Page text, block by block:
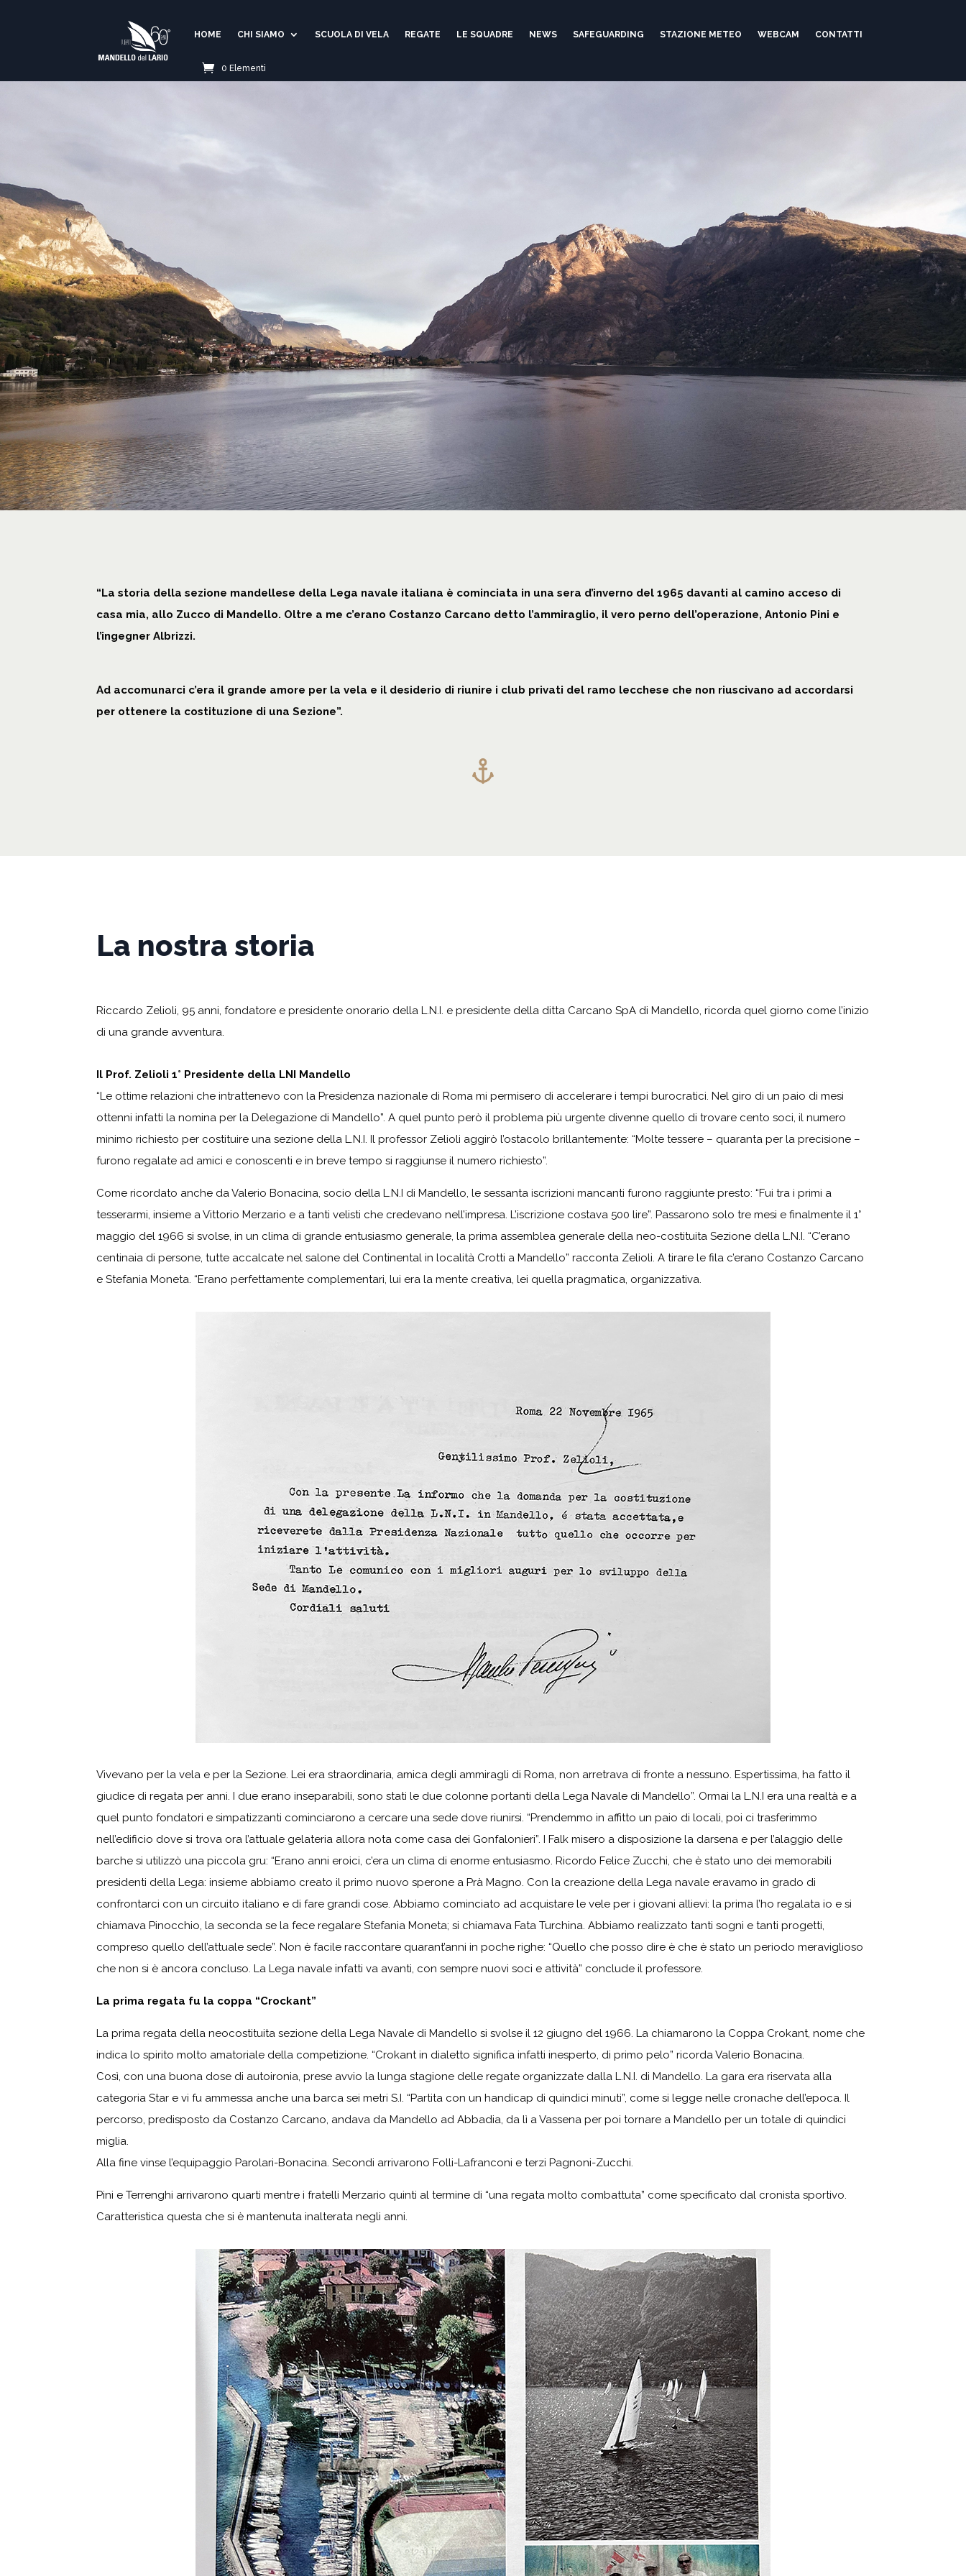
HOME CHI SIAMO SCUOLA DI VELA REGATE LE SQUADRE NEWS SAFEGUARDING STAZIONE METEO WEBCAM CONTATTI
0 Elementi
“La storia della sezione mandellese della Lega navale italiana è cominciata in una sera d’inverno del 1965 davanti al camino acceso di
casa mia, allo Zucco di Mandello. Oltre a me c’erano Costanzo Carcano detto l’ammiraglio, il vero perno dell’operazione, Antonio Pini e
l’ingegner Albrizzi.
Ad accomunarci c’era il grande amore per la vela e il desiderio di riunire i club privati del ramo lecchese che non riuscivano ad accordarsi
per ottenere la costituzione di una Sezione”.
La nostra storia
Riccardo Zelioli, 95 anni, fondatore e presidente onorario della L.N.I. e presidente della ditta Carcano SpA di Mandello, ricorda quel giorno come l’inizio
di una grande avventura.
Il Prof. Zelioli 1° Presidente della LNI Mandello
“Le ottime relazioni che intrattenevo con la Presidenza nazionale di Roma mi permisero di accelerare i tempi burocratici. Nel giro di un paio di mesi
ottenni infatti la nomina per la Delegazione di Mandello”. A quel punto però il problema più urgente divenne quello di trovare cento soci, il numero
minimo richiesto per costituire una sezione della L.N.I. Il professor Zelioli aggirò l’ostacolo brillantemente: “Molte tessere – quaranta per la precisione –
furono regalate ad amici e conoscenti e in breve tempo si raggiunse il numero richiesto”.
Come ricordato anche da Valerio Bonacina, socio della L.N.I di Mandello, le sessanta iscrizioni mancanti furono raggiunte presto: “Fui tra i primi a
tesserarmi, insieme a Vittorio Merzario e a tanti velisti che credevano nell’impresa. L’iscrizione costava 500 lire”. Passarono solo tre mesi e finalmente il 1°
maggio del 1966 si svolse, in un clima di grande entusiasmo generale, la prima assemblea generale della neo-costituita Sezione della L.N.I. “C’erano
centinaia di persone, tutte accalcate nel salone del Continental in località Crotti a Mandello” racconta Zelioli. A tirare le fila c’erano Costanzo Carcano
e Stefania Moneta. “Erano perfettamente complementari, lui era la mente creativa, lei quella pragmatica, organizzativa.
Vivevano per la vela e per la Sezione. Lei era straordinaria, amica degli ammiragli di Roma, non arretrava di fronte a nessuno. Espertissima, ha fatto il
giudice di regata per anni. I due erano inseparabili, sono stati le due colonne portanti della Lega Navale di Mandello”. Ormai la L.N.I era una realtà e a
quel punto fondatori e simpatizzanti cominciarono a cercare una sede dove riunirsi. “Prendemmo in affitto un paio di locali, poi ci trasferimmo
nell’edificio dove si trova ora l’attuale gelateria allora nota come casa dei Gonfalonieri”. I Falk misero a disposizione la darsena e per l’alaggio delle
barche si utilizzò una piccola gru: “Erano anni eroici, c’era un clima di enorme entusiasmo. Ricordo Felice Zucchi, che è stato uno dei memorabili
presidenti della Lega: insieme abbiamo creato il primo nuovo sperone a Prà Magno. Con la creazione della Lega navale eravamo in grado di
confrontarci con un circuito italiano e di fare grandi cose. Abbiamo cominciato ad acquistare le vele per i giovani allievi: la prima l’ho regalata io e si
chiamava Pinocchio, la seconda se la fece regalare Stefania Moneta; si chiamava Fata Turchina. Abbiamo realizzato tanti sogni e tanti progetti,
compreso quello dell’attuale sede”. Non è facile raccontare quarant’anni in poche righe: “Quello che posso dire è che è stato un periodo meraviglioso
che non si è ancora concluso. La Lega navale infatti va avanti, con sempre nuovi soci e attività” conclude il professore.
La prima regata fu la coppa “Crockant”
La prima regata della neocostituita sezione della Lega Navale di Mandello si svolse il 12 giugno del 1966. La chiamarono la Coppa Crokant, nome che
indica lo spirito molto amatoriale della competizione. “Crokant in dialetto significa infatti inesperto, di primo pelo” ricorda Valerio Bonacina.
Così, con una buona dose di autoironia, prese avvio la lunga stagione delle regate organizzate dalla L.N.I. di Mandello. La gara era riservata alla
categoria Star e vi fu ammessa anche una barca sei metri S.I. “Partita con un handicap di quindici minuti”, come si legge nelle cronache dell’epoca. Il
percorso, predisposto da Costanzo Carcano, andava da Mandello ad Abbadia, da lì a Vassena per poi tornare a Mandello per un totale di quindici
miglia.
Alla fine vinse l’equipaggio Parolari-Bonacina. Secondi arrivarono Folli-Lafranconi e terzi Pagnoni-Zucchi.
Pini e Terrenghi arrivarono quarti mentre i fratelli Merzario quinti al termine di “una regata molto combattuta” come specificato dal cronista sportivo.
Caratteristica questa che si è mantenuta inalterata negli anni.